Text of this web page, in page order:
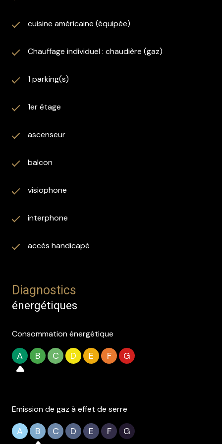
cuisine américaine (équipée)
Chauffage individuel : chaudière (gaz)
1 parking(s)
1er étage
ascenseur
balcon
visiophone
interphone
accès handicapé
Diagnostics
énergétiques
Consommation énergétique
A B C D E F G
Emission de gaz à effet de serre
A B C D E F G